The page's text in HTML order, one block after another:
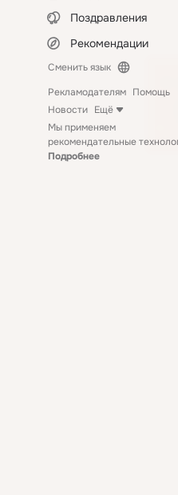
Поздравления
Рекомендации
Сменить язык
Рекламодателям Помощь
Новости Ещё
Мы применяем
рекомендательные
Подробнее